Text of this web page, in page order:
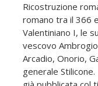
Ricostruzione
romano tra il 366
Valentiniano I, le
vescovo
Arcadio, Onorio,
generale